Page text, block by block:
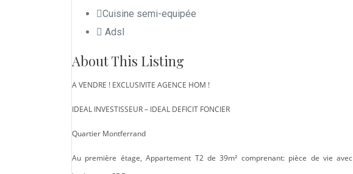
Cuisine semi-equipée
Adsl
About This Listing
A VENDRE ! EXCLUSIVITE AGENCE HOM !
IDEAL INVESTISSEUR – IDEAL DEFICIT FONCIER
Quartier Montferrand
Au première étage, Appartement T2 de 39m² comprenant: pièce de vie avec